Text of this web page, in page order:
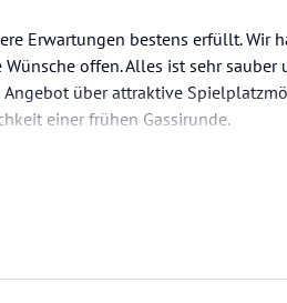
ab und schafft einen
können. Auf
Sie in den
Ihr Bike nicht zum
nicht minder reizvolle
Erwartungen bestens erfüllt. Wir
offen. Alles ist sehr
Angebot über attraktive
einer frühen Gassirunde.